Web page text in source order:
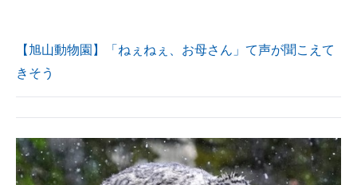
【旭山動物園】「ねぇねぇ、お母さん」て声が聞こえて
きそう